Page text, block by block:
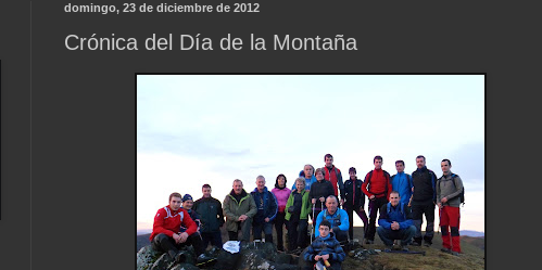
domingo, 23 de diciembre de 2012
Crónica del Día de la Montaña